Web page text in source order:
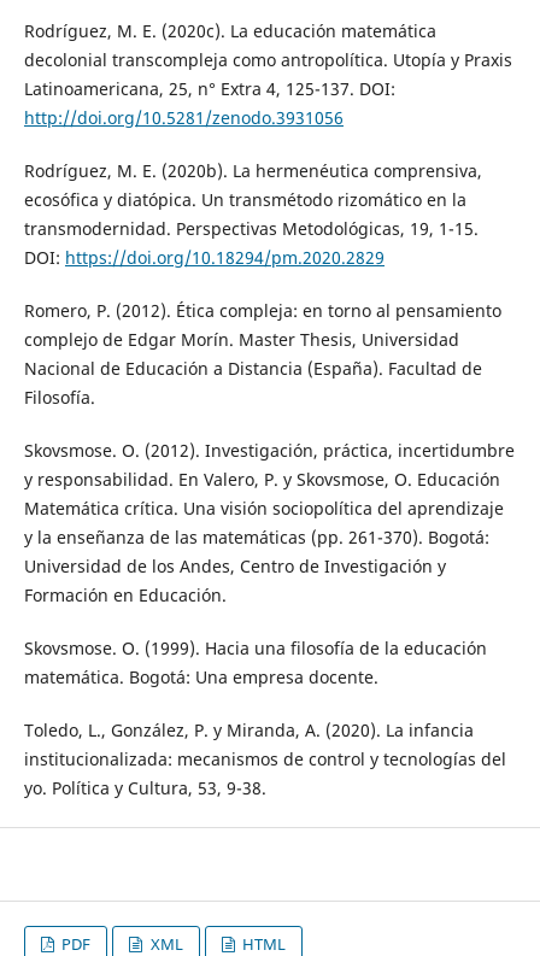
Rodríguez, M. E. (2020c). La educación matemática
decolonial transcompleja como antropolítica. Utopía y Praxis
Latinoamericana, 25, n° Extra 4, 125-137. DOI:
http://doi.org/10.5281/zenodo.3931056
Rodríguez, M. E. (2020b). La hermenéutica comprensiva,
ecosófica y diatópica. Un transmétodo rizomático en la
transmodernidad. Perspectivas Metodológicas, 19, 1-15.
DOI: https://doi.org/10.18294/pm.2020.2829
Romero, P. (2012). Ética compleja: en torno al pensamiento
complejo de Edgar Morín. Master Thesis, Universidad
Nacional de Educación a Distancia (España). Facultad de
Filosofía.
Skovsmose. O. (2012). Investigación, práctica, incertidumbre
y responsabilidad. En Valero, P. y Skovsmose, O. Educación
Matemática crítica. Una visión sociopolítica del aprendizaje
y la enseñanza de las matemáticas (pp. 261-370). Bogotá:
Universidad de los Andes, Centro de Investigación y
Formación en Educación.
Skovsmose. O. (1999). Hacia una filosofía de la educación
matemática. Bogotá: Una empresa docente.
Toledo, L., González, P. y Miranda, A. (2020). La infancia
institucionalizada: mecanismos de control y tecnologías del
yo. Política y Cultura, 53, 9-38.
PDF XML HTML